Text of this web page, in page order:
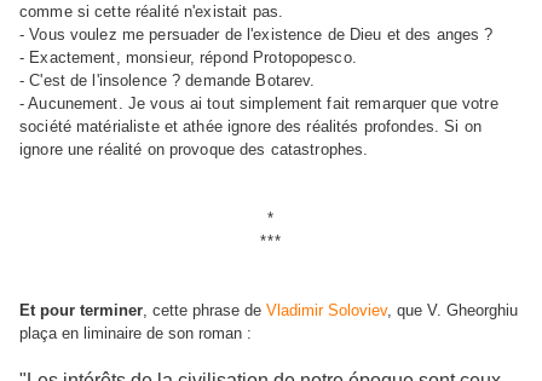
comme si cette réalité n'existait pas.
- Vous voulez me persuader de l'existence de Dieu et des anges ?
- Exactement, monsieur, répond Protopopesco.
- C'est de l'insolence ? demande Botarev.
- Aucunement. Je vous ai tout simplement fait remarquer que votre
société matérialiste et athée ignore des réalités profondes. Si on
ignore une réalité on provoque des catastrophes.
*
***
Et pour terminer, cette phrase de Vladimir Soloviev, que V. Gheorghiu
plaça en liminaire de son roman :